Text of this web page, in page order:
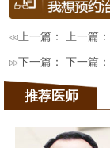
上一篇： 上一篇：
下一篇： 下一篇：
推荐医师